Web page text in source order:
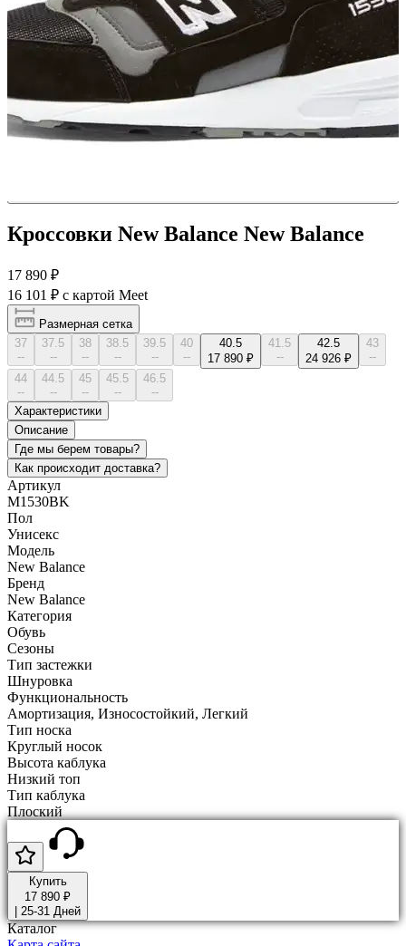
Кроссовки New Balance New Balance
17 890 ₽
16 101 ₽ с картой Meet
Размерная сетка
37
--
37.5
--
38
--
38.5
--
39.5
--
40
--
40.5
17 890 ₽
41.5
--
42.5
24 926 ₽
43
--
44
--
44.5
--
45
--
45.5
--
46.5
--
Характеристики
Описание
Где мы берем товары?
Как происходит доставка?
Артикул
M1530BK
Пол
Унисекс
Модель
New Balance
Бренд
New Balance
Категория
Обувь
Сезоны
Тип застежки
Шнуровка
Функциональность
Амортизация, Износостойкий, Легкий
Тип носка
Круглый носок
Высота каблука
Низкий топ
Тип каблука
Плоский
Купить
17 890 ₽
25-31 Дней
Каталог